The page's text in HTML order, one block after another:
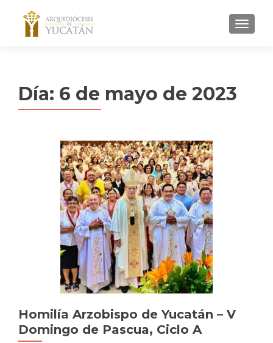
MENU
Día: 6 de mayo de 2023
Homilía Arzobispo de Yucatán – V
Domingo de Pascua, Ciclo A